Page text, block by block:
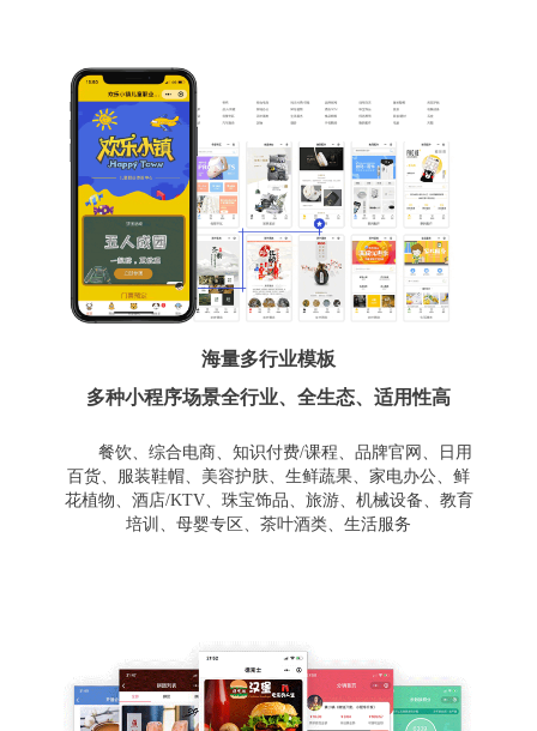
海量多行业模板
多种小程序场景全行业、全生态、适用性高
餐饮、综合电商、知识付费/课程、品牌官网、日用
百货、服装鞋帽、美容护肤、生鲜蔬果、家电办公、鲜
花植物、酒店/KTV、珠宝饰品、旅游、机械设备、教育
培训、母婴专区、茶叶酒类、生活服务